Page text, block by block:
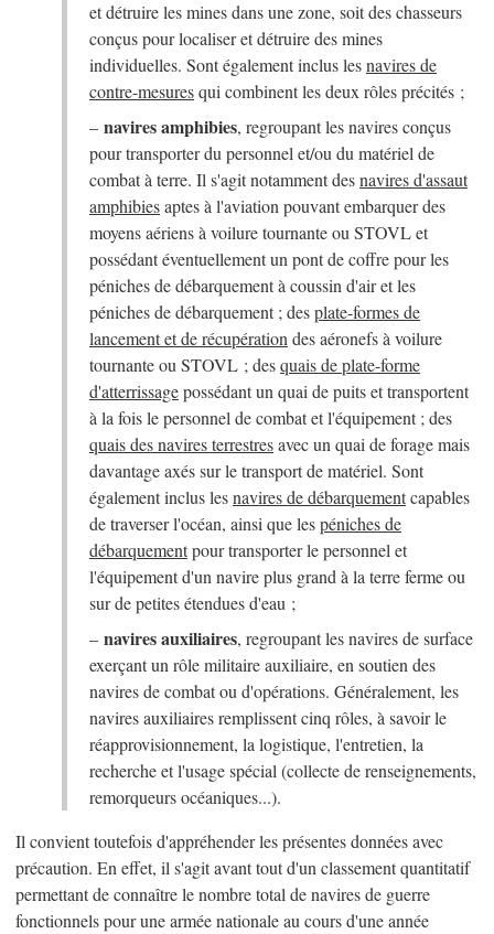
et détruire les mines dans une zone, soit des chasseurs
conçus pour localiser et détruire des mines
individuelles. Sont également inclus lesnavires de
contre-mesuresqui combinent les deux rôles précités ;
– navires amphibies, regroupant les navires conçus
pour transporter du personnel et/ou du matériel de
combat à terre. Il s'agit notamment desnavires d'assaut
amphibiesaptes à l'aviation pouvant embarquer des
moyens aériens à voilure tournante ou STOVL et
possédant éventuellement un pont de coffre pour les
péniches de débarquement à coussin d'air et les
péniches de débarquement ; desplate-formes de
lancement et de récupération des aéronefs à voilure
tournante ou STOVL ; desquais de plate-forme
d'atterrissagepossédant un quai de puits et transportent
à la fois le personnel de combat et l'équipement ; des
quais des navires terrestresavec un quai de forage mais
davantage axés sur le transport de matériel. Sont
également inclus lesnavires de débarquementcapables
de traverser l'océan, ainsi que lespéniches de
débarquementpour transporter le personnel et
l'équipement d'un navire plus grand à la terre ferme ou
sur de petites étendues d'eau ;
– navires auxiliaires, regroupant les navires de surface
exerçant un rôle militaire auxiliaire, en soutien des
navires de combat ou d'opérations. Généralement, les
navires auxiliaires remplissent cinq rôles, à savoir le
réapprovisionnement, la logistique, l'entretien, la
recherche et l'usage spécial (collecte de renseignements,
remorqueurs océaniques...).
Il convient toutefois d'appréhender les présentes données avec
précaution. En effet, il s'agit avant tout d'un classement quantitatif
permettant de connaître le nombre total de navires de guerre
fonctionnels pour une armée nationale au cours d'une année